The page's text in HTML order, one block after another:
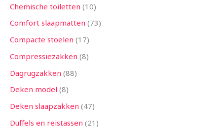
Chemische toiletten 10
Comfort slaapmatten 73
Compacte stoelen 17
Compressiezakken 8
Dagrugzakken 88
Deken model 8
Deken slaapzakken 47
Duffels en reistassen 21